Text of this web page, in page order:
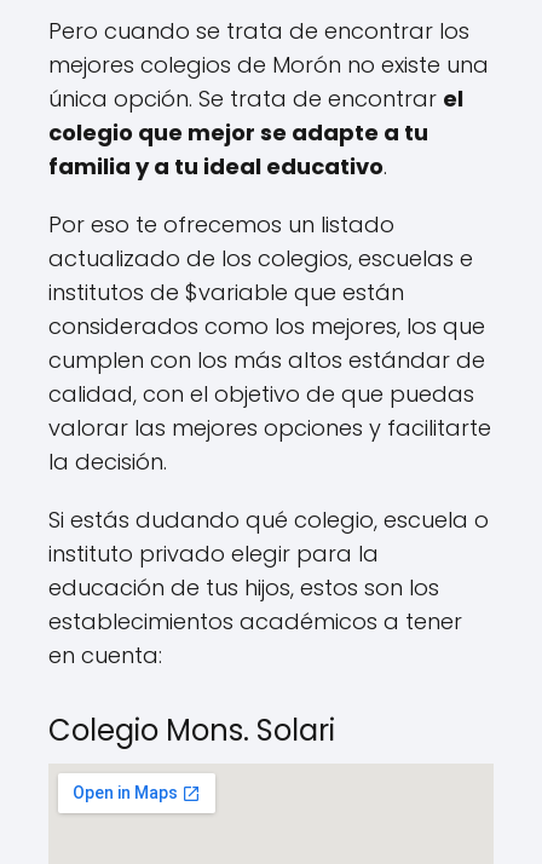
Pero cuando se trata de encontrar los
mejores colegios de Morón no existe una
única opción. Se trata de encontrar el
colegio que mejor se adapte a tu
familia y a tu ideal educativo.
Por eso te ofrecemos un listado
actualizado de los colegios, escuelas e
institutos de $variable que están
considerados como los mejores, los que
cumplen con los más altos estándar de
calidad, con el objetivo de que puedas
valorar las mejores opciones y facilitarte
la decisión.
Si estás dudando qué colegio, escuela o
instituto privado elegir para la
educación de tus hijos, estos son los
establecimientos académicos a tener
en cuenta:
Colegio Mons. Solari